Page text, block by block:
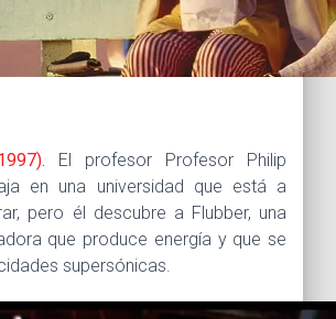
El profesor Profesor Philip
en una universidad que está a
pero él descubre a Flubber, una
que produce energía y que se
supersónicas.